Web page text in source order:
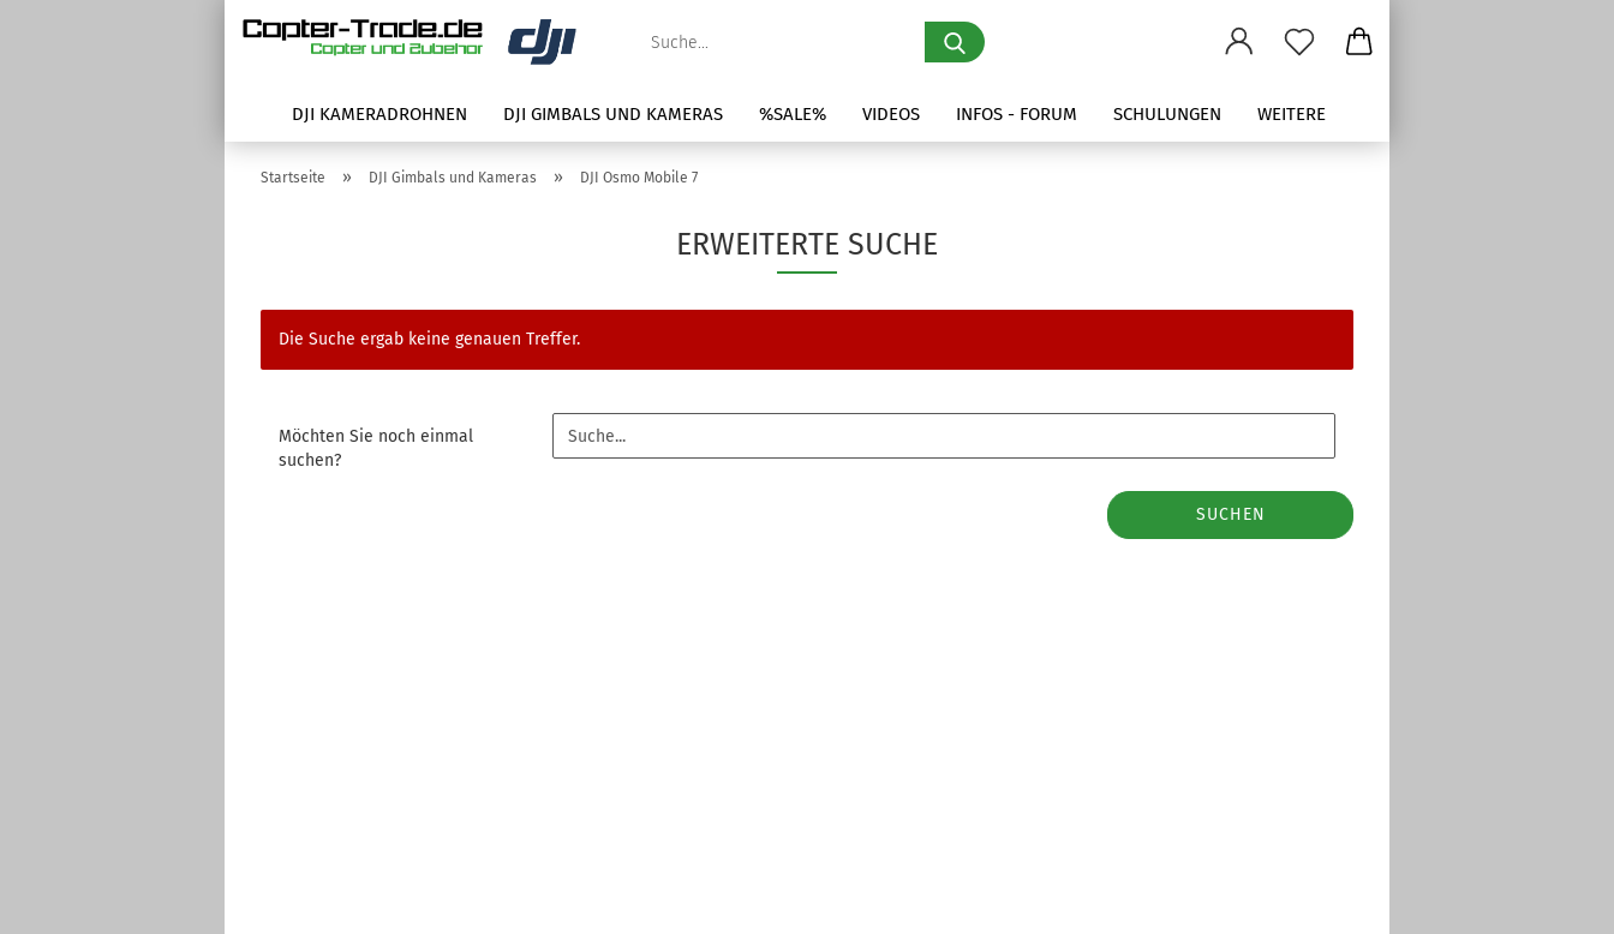
Suche...
DJI KAMERADROHNEN DJI GIMBALS UND KAMERAS %SALE% VIDEOS INFOS - FORUM SCHULUNGEN WEITERE
Startseite » DJI Gimbals und Kameras » DJI Osmo Mobile 7
ERWEITERTE SUCHE
Die Suche ergab keine genauen Treffer.
SIE
NOCH
Möchten Sie noch einmal
suchen?
SUCHEN